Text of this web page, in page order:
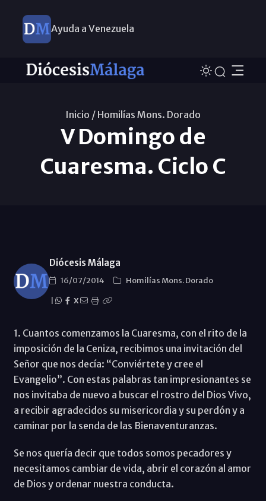
Ayuda a Venezuela
Inicio / Homilías Mons. Dorado
V Domingo de
Cuaresma. Ciclo C
Diócesis Málaga
16/07/2014
Homilías Mons. Dorado
X
1. Cuantos comenzamos la Cuaresma, con el rito de la
imposición de la Ceniza, recibimos una invitación del
Señor que nos decía: “Conviértete y cree el
Evangelio”. Con estas palabras tan impresionantes se
nos invitaba de nuevo a buscar el rostro del Dios Vivo,
a recibir agradecidos su misericordia y su perdón y a
caminar por la senda de las Bienaventuranzas.
Se nos quería decir que todos somos pecadores y
necesitamos cambiar de vida, abrir el corazón al amor
de Dios y ordenar nuestra conducta.